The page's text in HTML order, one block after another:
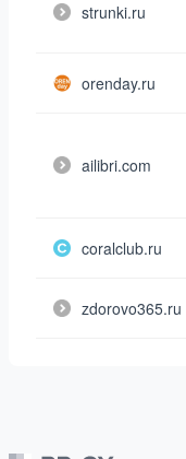
strunki.ru
orenday.ru
ailibri.com
coralclub.ru
zdorovo365.ru